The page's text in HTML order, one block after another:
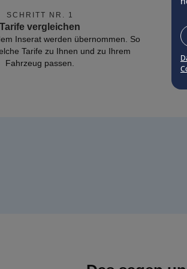
SCHRITT NR. 1
Tarife vergleichen
Inserat werden übernommen. So
Tarife zu Ihnen und zu Ihrem
Fahrzeug passen.